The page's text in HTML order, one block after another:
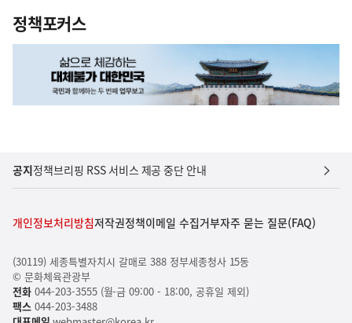
정책포커스
공지정책브리핑 RSS 서비스 제공 중단 안내
개인정보처리방침저작권정책이메일 수집거부자주 묻는 질문(FAQ)
(30119) 세종특별자치시 갈매로 388 정부세종청사 15동
© 문화체육관광부
전화044-203-3555 (월-금 09:00 - 18:00, 공휴일 제외)
팩스044-203-3488